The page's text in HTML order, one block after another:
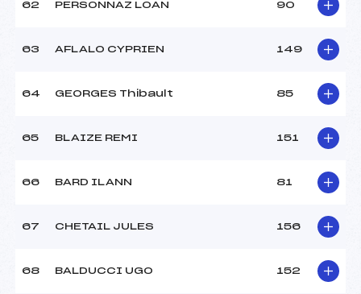
62 PERSONNAZ LOAN 90
63 AFLALO CYPRIEN 149
64 GEORGES Thibault 85
65 BLAIZE REMI 151
66 BARD ILANN 81
67 CHETAIL JULES 156
68 BALDUCCI UGO 152